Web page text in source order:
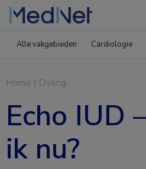
Alle vakgebieden Cardiologie
Home | Overig
Echo IUD
ik nu?